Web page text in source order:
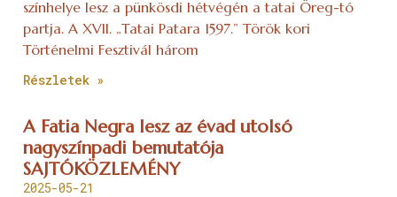
színhelye lesz a pünkösdi hétvégén a tatai Öreg-tó
partja. A XVII. „Tatai Patara 1597.” Török kori
Történelmi Fesztivál három
Részletek »
A Fatia Negra lesz az évad utolsó
nagyszínpadi bemutatója
SAJTÓKÖZLEMÉNY
2025-05-21